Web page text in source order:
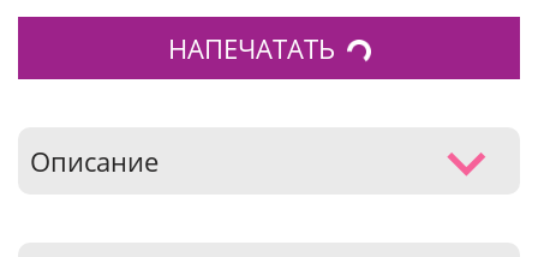
НАПЕЧАТАТЬ
Описание